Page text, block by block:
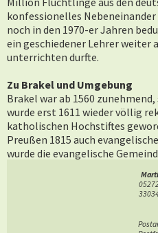
konfessionelles Nebeneinander
noch in den 1970-er Jahren
ein geschiedener Lehrer weiter
unterrichten durfte.
Zu Brakel und Umgebung
Brakel war ab 1560
wurde erst 1611 wieder völlig
katholischen Hochstiftes
Preußen 1815 auch
wurde die evangelische
Querelen und der
schließlich 1912 zum Bau einer
Katholiken und 10 %